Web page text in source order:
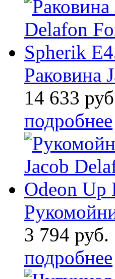
Раковина
14 633
подробнее
3 794 руб.
подробнее